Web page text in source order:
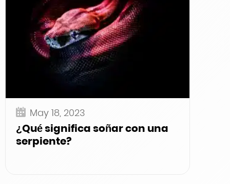
May 18, 2023
¿Qué significa soñar con una
serpiente?